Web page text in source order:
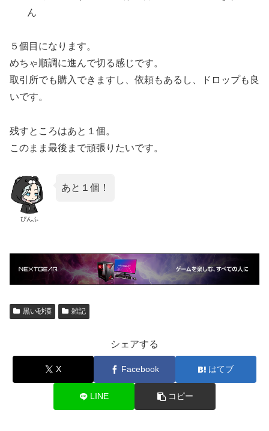
ん
５個目になります。
めちゃ順調に進んで切る感じです。
取引所でも購入できますし、依頼もあるし、ドロップも良
いです。
残すところはあと１個。
このまま最後まで頑張りたいです。
ぴんふ
あと１個！
黒い砂漠 雑記
シェアする
X Facebook はてブ
LINE コピー